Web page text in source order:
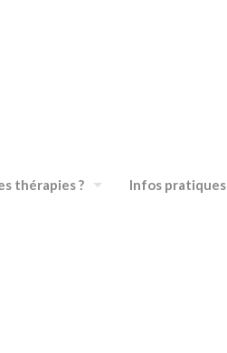
thérapies ? Infos pratiques